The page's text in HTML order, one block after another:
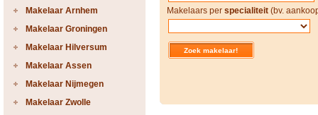
Makelaar Arnhem
Makelaar Groningen
Makelaar Hilversum
Makelaar Assen
Makelaar Nijmegen
Makelaar Zwolle
Makelaars per specialiteit (bv.